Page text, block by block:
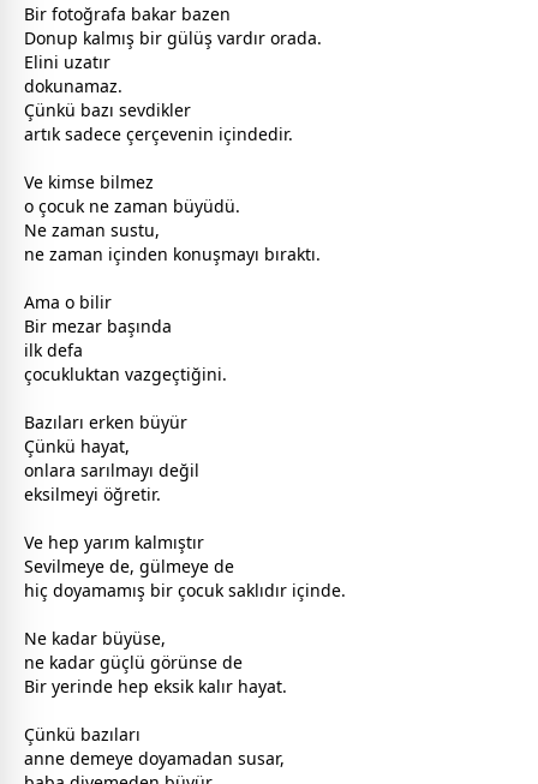
Bir fotoğrafa bakar bazen
Donup kalmış bir gülüş vardır orada.
Elini uzatır
dokunamaz.
Çünkü bazı sevdikler
artık sadece çerçevenin içindedir.
Ve kimse bilmez
o çocuk ne zaman büyüdü.
Ne zaman sustu,
ne zaman içinden konuşmayı bıraktı.
Ama o bilir
Bir mezar başında
ilk defa
çocukluktan vazgeçtiğini.
Bazıları erken büyür
Çünkü hayat,
onlara sarılmayı değil
eksilmeyi öğretir.
Ve hep yarım kalmıştır
Sevilmeye de, gülmeye de
hiç doyamamış bir çocuk saklıdır içinde.
Ne kadar büyüse,
ne kadar güçlü görünse de
Bir yerinde hep eksik kalır hayat.
Çünkü bazıları
anne demeye doyamadan susar,